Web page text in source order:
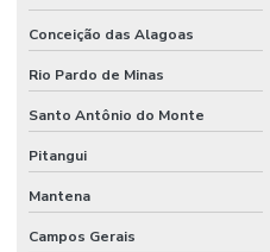
Conceição das Alagoas
Rio Pardo de Minas
Santo Antônio do Monte
Pitangui
Mantena
Campos Gerais